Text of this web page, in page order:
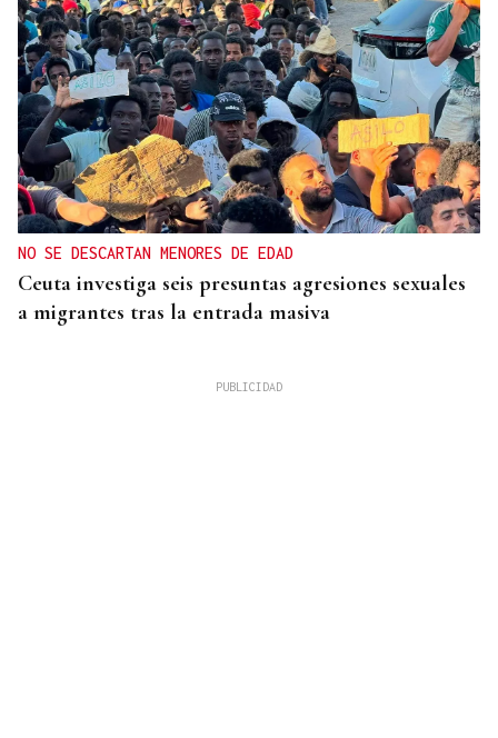
NO SE DESCARTAN MENORES DE EDAD
Ceuta investiga seis presuntas agresiones sexuales
a migrantes tras la entrada masiva